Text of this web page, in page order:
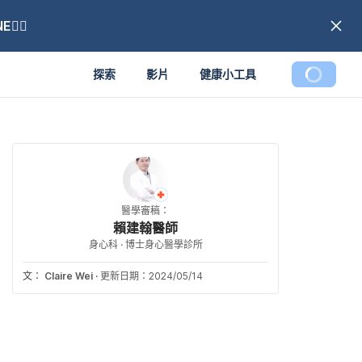
探索 影片 健康小工具
醫學審稿：
賴建翰醫師
身心科 · 博士身心醫學診所
文： Claire Wei · 更新日期：2024/05/14